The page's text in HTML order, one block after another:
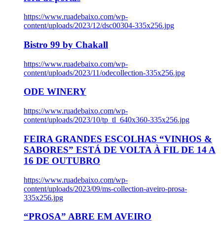
https://www.ruadebaixo.com/wp-
content/uploads/2023/12/dsc00304-335x256.jpg
Bistro 99 by Chakall
https://www.ruadebaixo.com/wp-
content/uploads/2023/11/odecollection-335x256.jpg
ODE WINERY
https://www.ruadebaixo.com/wp-
content/uploads/2023/10/tp_tl_640x360-335x256.jpg
FEIRA GRANDES ESCOLHAS “VINHOS &
SABORES” ESTÁ DE VOLTA À FIL DE 14 A
16 DE OUTUBRO
https://www.ruadebaixo.com/wp-
content/uploads/2023/09/ms-collection-aveiro-prosa-
335x256.jpg
“PROSA” ABRE EM AVEIRO